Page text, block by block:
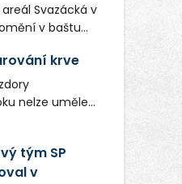
Svazácká v
v baštu
totiž první
Ostrava.
půlhodinu po
Kč jsou v
krve
nelze uměle
tekutinu
doplnit
tým SP
v